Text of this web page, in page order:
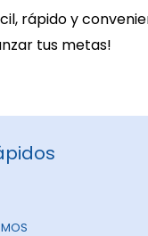
rápido y
tus metas!